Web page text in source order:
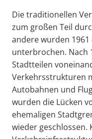
Die traditionellen
zum großen Teil
andere wurden
unterbrochen. Nach
Stadtteilen
Verkehrsstrukturen
Autobahnen und
wurden die Lücken
ehemaligen
wieder geschlossen.